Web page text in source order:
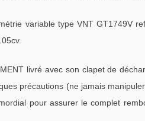
variable type VNT GT1749V
livré avec son clapet de
précautions (ne jamais
pour assurer le complet